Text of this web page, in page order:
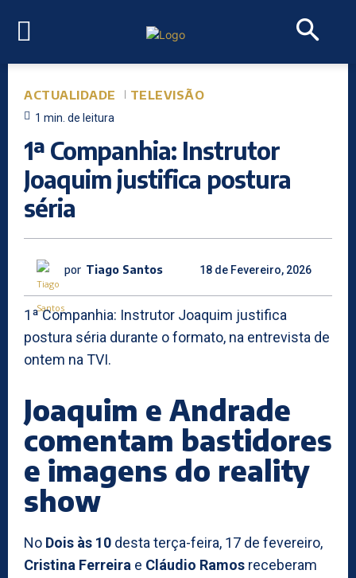
ACTUALIDADE TELEVISÃO
1 min. de leitura
1ª Companhia: Instrutor
Joaquim justifica postura
séria
por Tiago Santos 18 de Fevereiro, 2026
1ª Companhia: Instrutor Joaquim justifica
postura séria durante o formato, na entrevista de
ontem na TVI.
Joaquim e Andrade
comentam bastidores
e imagens do reality
show
No Dois às 10 desta terça-feira, 17 de fevereiro,
Cristina Ferreira e Cláudio Ramos receberam